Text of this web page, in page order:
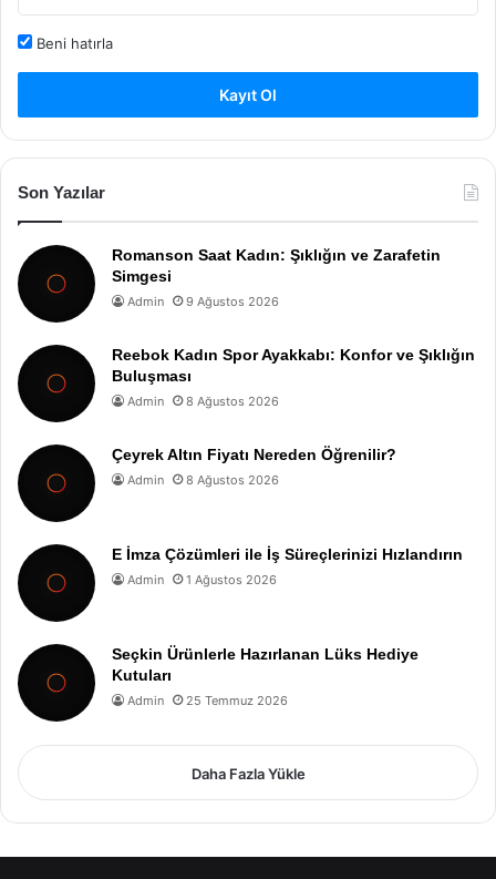
Beni hatırla
Kayıt Ol
Son Yazılar
Romanson Saat Kadın: Şıklığın ve Zarafetin
Simgesi
Admin 9 Ağustos 2026
Reebok Kadın Spor Ayakkabı: Konfor ve Şıklığın
Buluşması
Admin 8 Ağustos 2026
Çeyrek Altın Fiyatı Nereden Öğrenilir?
Admin 8 Ağustos 2026
E İmza Çözümleri ile İş Süreçlerinizi Hızlandırın
Admin 1 Ağustos 2026
Seçkin Ürünlerle Hazırlanan Lüks Hediye
Kutuları
Admin 25 Temmuz 2026
Daha Fazla Yükle